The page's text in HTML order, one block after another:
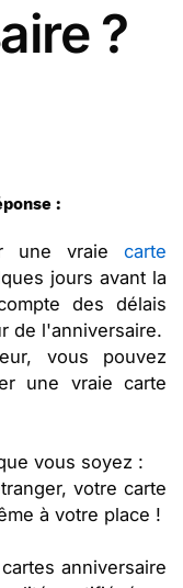
?
:
une vraie carte
jours avant la
des délais
de l'anniversaire.
vous pouvez
une vraie carte
vous soyez :
votre carte
à votre place !
anniversaire